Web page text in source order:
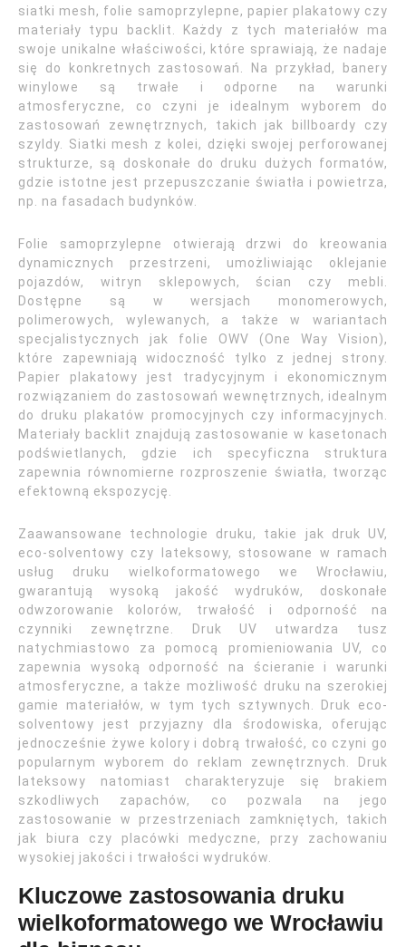
siatki mesh, folie samoprzylepne, papier plakatowy czy
materiały typu backlit. Każdy z tych materiałów ma
swoje unikalne właściwości, które sprawiają, że nadaje
się do konkretnych zastosowań. Na przykład, banery
winylowe są trwałe i odporne na warunki
atmosferyczne, co czyni je idealnym wyborem do
zastosowań zewnętrznych, takich jak billboardy czy
szyldy. Siatki mesh z kolei, dzięki swojej perforowanej
strukturze, są doskonałe do druku dużych formatów,
gdzie istotne jest przepuszczanie światła i powietrza,
np. na fasadach budynków.
Folie samoprzylepne otwierają drzwi do kreowania
dynamicznych przestrzeni, umożliwiając oklejanie
pojazdów, witryn sklepowych, ścian czy mebli.
Dostępne są w wersjach monomerowych,
polimerowych, wylewanych, a także w wariantach
specjalistycznych jak folie OWV (One Way Vision),
które zapewniają widoczność tylko z jednej strony.
Papier plakatowy jest tradycyjnym i ekonomicznym
rozwiązaniem do zastosowań wewnętrznych, idealnym
do druku plakatów promocyjnych czy informacyjnych.
Materiały backlit znajdują zastosowanie w kasetonach
podświetlanych, gdzie ich specyficzna struktura
zapewnia równomierne rozproszenie światła, tworząc
efektowną ekspozycję.
Zaawansowane technologie druku, takie jak druk UV,
eco-solventowy czy lateksowy, stosowane w ramach
usług druku wielkoformatowego we Wrocławiu,
gwarantują wysoką jakość wydruków, doskonałe
odwzorowanie kolorów, trwałość i odporność na
czynniki zewnętrzne. Druk UV utwardza tusz
natychmiastowo za pomocą promieniowania UV, co
zapewnia wysoką odporność na ścieranie i warunki
atmosferyczne, a także możliwość druku na szerokiej
gamie materiałów, w tym tych sztywnych. Druk eco-
solventowy jest przyjazny dla środowiska, oferując
jednocześnie żywe kolory i dobrą trwałość, co czyni go
popularnym wyborem do reklam zewnętrznych. Druk
lateksowy natomiast charakteryzuje się brakiem
szkodliwych zapachów, co pozwala na jego
zastosowanie w przestrzeniach zamkniętych, takich
jak biura czy placówki medyczne, przy zachowaniu
wysokiej jakości i trwałości wydruków.
Kluczowe zastosowania druku
wielkoformatowego we Wrocławiu